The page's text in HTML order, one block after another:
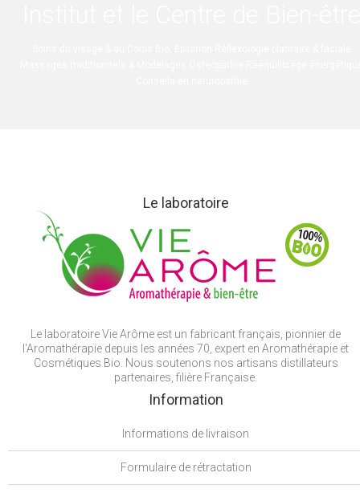
Le laboratoire
Le laboratoire Vie Arôme est un fabricant français, pionnier de
l'Aromathérapie depuis les années 70, expert en Aromathérapie et
Cosmétiques Bio. Nous soutenons nos artisans distillateurs
partenaires, filière Française.
Information
Informations de livraison
Formulaire de rétractation